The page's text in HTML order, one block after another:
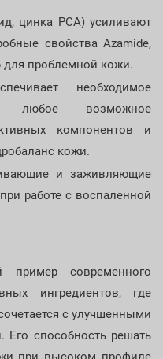
цинка PCA) усиливают
свойства Azamide,
проблемной кожи.
необходимое
любое возможное
компонентов и
кожи.
и заживляющие
работе с воспаленной
пример современного
ингредиентов, где
с улучшенными
Его способность решать